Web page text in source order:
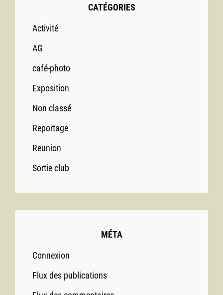
CATÉGORIES
Activité
AG
café-photo
Exposition
Non classé
Reportage
Reunion
Sortie club
MÉTA
Connexion
Flux des publications